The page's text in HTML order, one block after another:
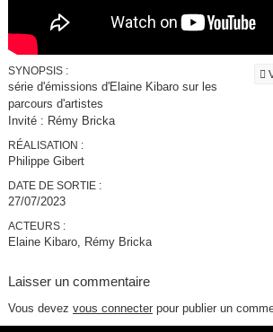
SYNOPSIS :
série d'émissions d'Elaine Kibaro sur les
parcours d'artistes
Invité : Rémy Bricka
RÉALISATION :
Philippe Gibert
DATE DE SORTIE :
27/07/2023
ACTEURS :
Elaine Kibaro, Rémy Bricka
Laisser un commentaire
Vous devez vous connecterpour publier un